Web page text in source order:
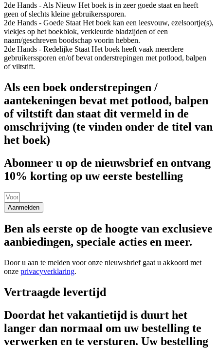
2de Hands - Als Nieuw Het boek is in zeer goede staat en heeft
geen of slechts kleine gebruikerssporen.
2de Hands - Goede Staat Het boek kan een leesvouw, ezelsoortje(s),
vlekjes op het boekblok, verkleurde bladzijden of een
naam/geschreven boodschap voorin hebben.
2de Hands - Redelijke Staat Het boek heeft vaak meerdere
gebruikerssporen en/of bevat onderstrepingen met potlood, balpen
of viltstift.
Als een boek onderstrepingen /
aantekeningen bevat met potlood, balpen
of viltstift dan staat dit vermeld in de
omschrijving (te vinden onder de titel van
het boek)
Abonneer u op de nieuwsbrief en ontvang
10% korting op uw eerste bestelling
Aanmelden
Ben als eerste op de hoogte van exclusieve
aanbiedingen, speciale acties en meer.
Door u aan te melden voor onze nieuwsbrief gaat u akkoord met
onze privacyverklaring.
Vertraagde levertijd
Doordat het vakantietijd is duurt het
langer dan normaal om uw bestelling te
verwerken en te versturen. Uw bestelling